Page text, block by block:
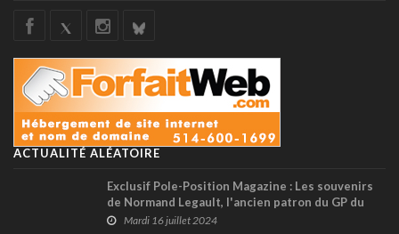
ACTUALITÉ ALÉATOIRE
Exclusif Pole-Position Magazine : Les souvenirs
de Normand Legault, l'ancien patron du GP du
Canada
Mardi 16 juillet 2024